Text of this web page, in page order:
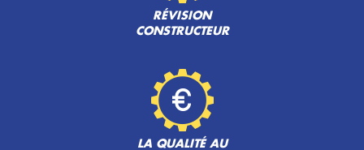
RÉVISION
CONSTRUCTEUR
LA QUALITÉ AU